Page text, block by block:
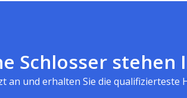
Schlosser stehen
an und erhalten Sie die qualifizierteste